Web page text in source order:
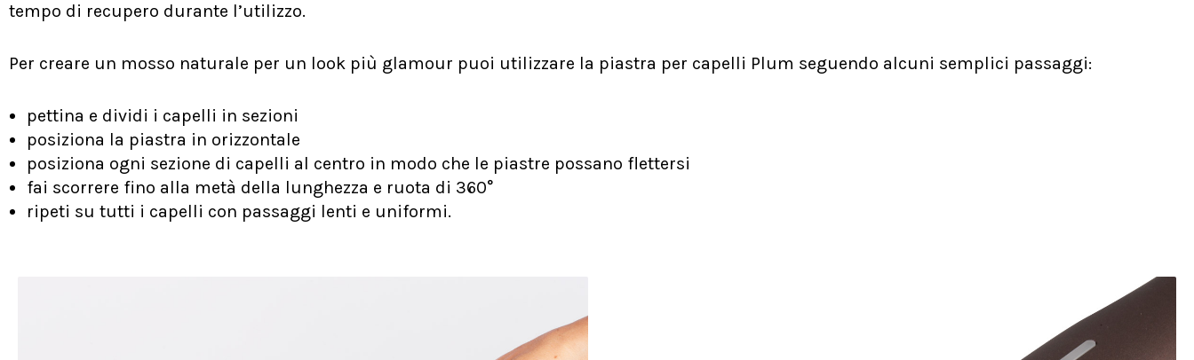
tempo di recupero durante l’utilizzo.
Per creare un mosso naturale per un look più glamour puoi utilizzare la piastra per capelli Plum seguendo alcuni semplici passaggi:
pettina e dividi i capelli in sezioni
posiziona la piastra in orizzontale
posiziona ogni sezione di capelli al centro in modo che le piastre possano flettersi
fai scorrere fino alla metà della lunghezza e ruota di 360°
ripeti su tutti i capelli con passaggi lenti e uniformi.